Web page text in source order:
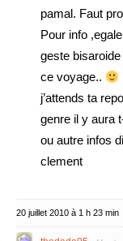
pamal. Faut
Pour info
geste
ce voyage..
j’attends ta
genre il y aura
ou autre infos
clement
20 juillet 2010 à 1 h 23 min